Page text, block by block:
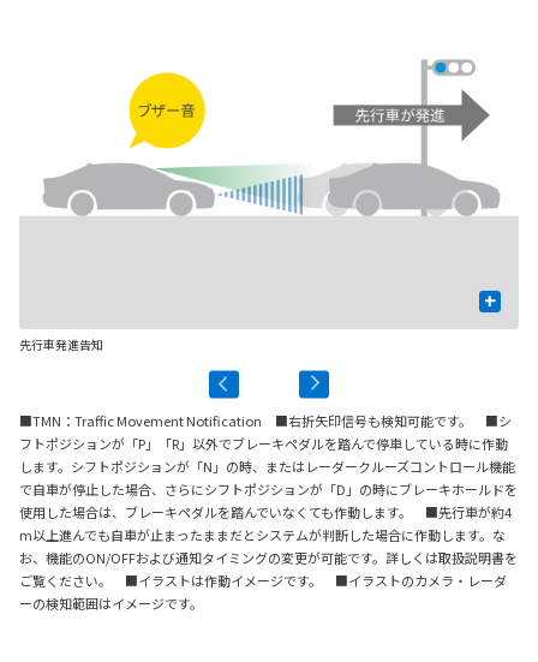
+
先行車発進告知
■TMN：Traffic Movement Notification ■右折矢印信号も検知可能です。 ■シ
フトポジションが「P」「R」以外でブレーキペダルを踏んで停車している時に作動
します。シフトポジションが「N」の時、またはレーダークルーズコントロール機能
で自車が停止した場合、さらにシフトポジションが「D」の時にブレーキホールドを
使用した場合は、ブレーキペダルを踏んでいなくても作動します。 ■先行車が約4
m以上進んでも自車が止まったままだとシステムが判断した場合に作動します。な
お、機能のON/OFFおよび通知タイミングの変更が可能です。詳しくは取扱説明書を
ご覧ください。 ■イラストは作動イメージです。 ■イラストのカメラ・レーダ
ーの検知範囲はイメージです。